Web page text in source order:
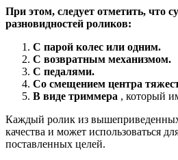
При этом, следует отметить, что
разновидностей роликов:
С парой колес или одним.
С возвратным механизмом.
С педалями.
Со смещением центра
В виде триммера , который
Каждый ролик из
качества и может использоваться
поставленных целей.